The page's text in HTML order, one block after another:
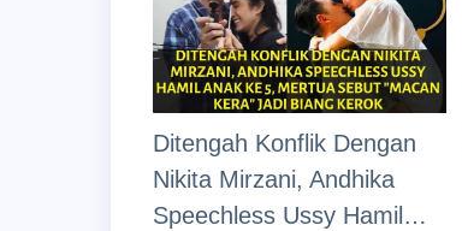
: "Mirip Prilly Latuconsina"
Ditengah Konflik Dengan
Nikita Mirzani, Andhika
Speechless Ussy Hamil